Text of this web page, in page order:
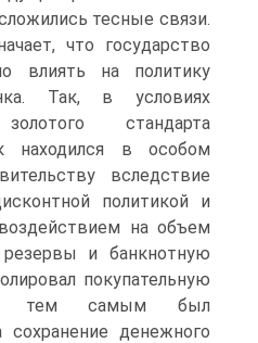
тесные связи.
что государство
влиять на политику
Так, в условиях
стандарта
на­ходился в особом
вследствие
политикой и
на объем
и банкнотную
покупательную
тем самым был
денежного